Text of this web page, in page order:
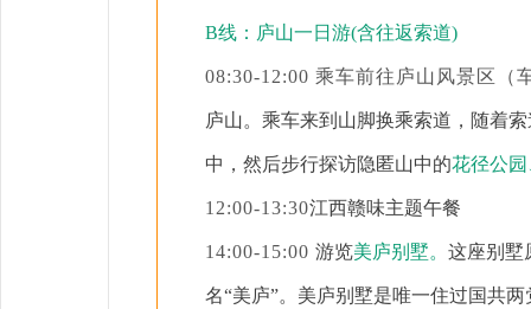
B线：庐山一日游(含往返索道)
08:30-12:00 乘车前往庐山风景区（
庐山。乘车来到山脚换乘索道，随着
中，然后步行探访隐匿山中的花径公
12:00-13:30江西赣味主题午餐
14:00-15:00 游览美庐别墅。 这座别墅
名“美庐”。 美庐别墅是唯一住过国共